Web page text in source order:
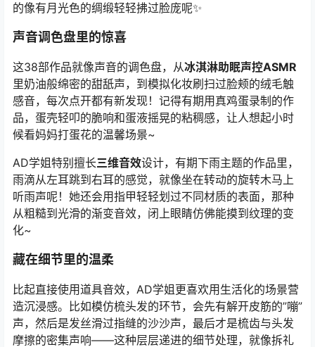
的像有月光色的绸缎轻轻拂过脸庞呢✨
声音调色盘里的惊喜
这38部作品就像声音的调色盘，从冰淇淋助眠声控ASMR
里奶油般绵密的甜舐声，到模拟化妆刷扫过脸颊的绒毛触
感音，每次点开都有新发现！记得有期用真鸡蛋录制的作
品，蛋壳轻叩的脆响和蛋液摇晃的粘稠感，让人想起小时
候看妈妈打蛋花的温馨场景~
AD学姐特别擅长三维音效设计，有期下雨主题的作品里，
雨滴从左耳跳到右耳的感觉，就像坐在转动的旋转木马上
听雨声呢！她还会用指甲轻轻划过不同材质的表面，那种
从粗糙到光滑的渐变音效，闭上眼睛仿佛能摸到纹理的变
化~
藏在细节里的温柔
比起直接使用道具音效，AD学姐更喜欢用生活化的场景营
造沉浸感。比如模仿梳头发的环节，会先有解开皮筋的”嘣”
声，然后是发丝滑过指缝的沙沙声，最后才是梳齿与头发
摩擦的密集声响——这种层层递进的细节处理，就像拆礼